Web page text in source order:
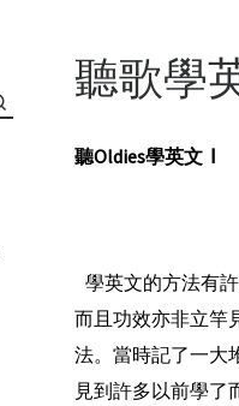
聽歌學
聽Oldies學英文 Ⅰ
學英文的方法有
而且功效亦非立竿
法。當時記了一大
見到許多以前學了